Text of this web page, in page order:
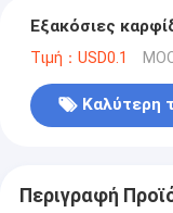
Εξακόσιες
Τιμή：USD0.1
Καλύτερη
Περιγραφή